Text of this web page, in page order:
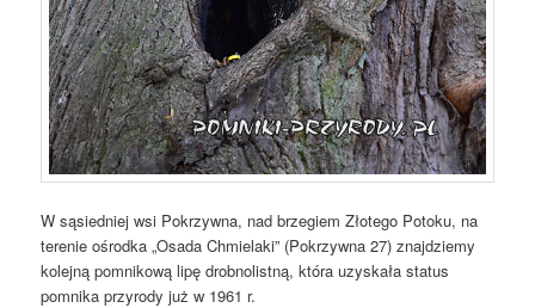
W sąsiedniej wsi Pokrzywna, nad brzegiem Złotego Potoku, na
terenie ośrodka „Osada Chmielaki” (Pokrzywna 27) znajdziemy
kolejną pomnikową lipę drobnolistną, która uzyskała status
pomnika przyrody już w 1961 r.